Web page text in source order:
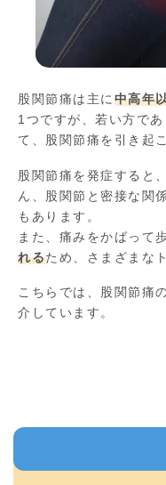
股関節痛は主に 中高年
1つですが、若い方であ
て、股関節痛を引き起
股関節痛を発症すると
ん、股関節と密接な関
もあります。
また、痛みをかばって
れるため、さまざまな
こちらでは、股関節痛
介しています。